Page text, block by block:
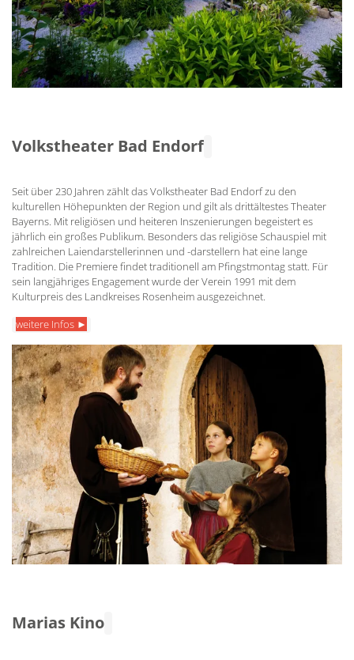
Volkstheater Bad Endorf
Seit über 230 Jahren zählt das Volkstheater Bad Endorf zu den
kulturellen Höhepunkten der Region und gilt als drittältestes Theater
Bayerns. Mit religiösen und heiteren Inszenierungen begeistert es
jährlich ein großes Publikum. Besonders das religiöse Schauspiel mit
zahlreichen Laiendarstellerinnen und -darstellern hat eine lange
Tradition. Die Premiere findet traditionell am Pfingstmontag statt. Für
sein langjähriges Engagement wurde der Verein 1991 mit dem
Kulturpreis des Landkreises Rosenheim ausgezeichnet.
weitere Infos ►
Marias Kino